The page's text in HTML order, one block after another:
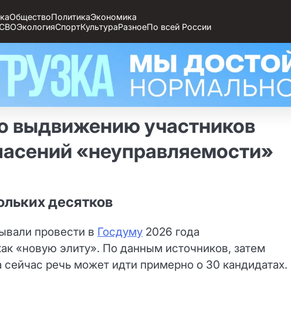
ОбществоПолитикаЭкономика
ЭкологияСпортКультураРазноеПо всей России
выдвижению участников
«неуправляемости»
десятков
провести в Госдуму 2026 года
«новую элиту». По данным источников, затем
речь может идти примерно о 30 кандидатах.